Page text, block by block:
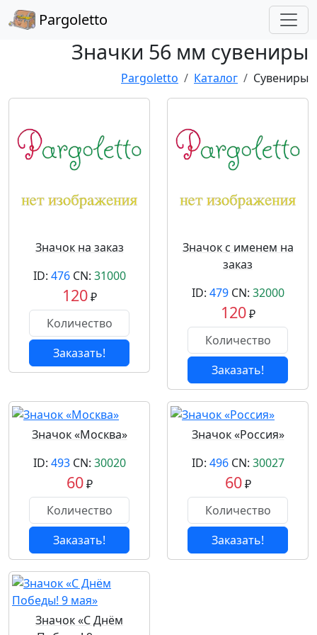
Pargoletto
Значки 56 мм сувениры
Pargoletto Каталог Сувениры
Значок на заказ
ID: 476CN: 31000
120₽
Заказать!
Значок с именем на
заказ
ID: 479CN: 32000
120₽
Заказать!
Значок «Москва»
ID: 493CN: 30020
60₽
Заказать!
Значок «Россия»
ID: 496CN: 30027
60₽
Заказать!
Значок «С Днём